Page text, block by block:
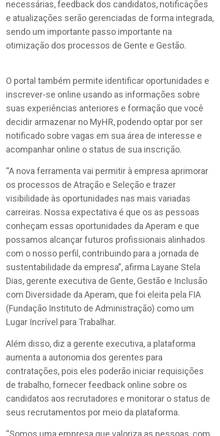
necessárias, feedback dos candidatos, notificações
e atualizações serão gerenciadas de forma integrada,
sendo um importante passo importante na
otimização dos processos de Gente e Gestão.
O portal também permite identificar oportunidades e
inscrever-se online usando as informações sobre
suas experiências anteriores e formação que você
decidir armazenar no MyHR, podendo optar por ser
notificado sobre vagas em sua área de interesse e
acompanhar online o status de sua inscrição.
“A nova ferramenta vai permitir à empresa aprimorar
os processos de Atração e Seleção e trazer
visibilidade às oportunidades nas mais variadas
carreiras. Nossa expectativa é que os as pessoas
conheçam essas oportunidades da Aperam e que
possamos alcançar futuros profissionais alinhados
com o nosso perfil, contribuindo para a jornada de
sustentabilidade da empresa”, afirma Layane Stela
Dias, gerente executiva de Gente, Gestão e Inclusão
com Diversidade da Aperam, que foi eleita pela FIA
(Fundação Instituto de Administração) como um
Lugar Incrível para Trabalhar.
Além disso, diz a gerente executiva, a plataforma
aumenta a autonomia dos gerentes para
contratações, pois eles poderão iniciar requisições
de trabalho, fornecer feedback online sobre os
candidatos aos recrutadores e monitorar o status de
seus recrutamentos por meio da plataforma.
“Somos uma empresa que valoriza as pessoas, com